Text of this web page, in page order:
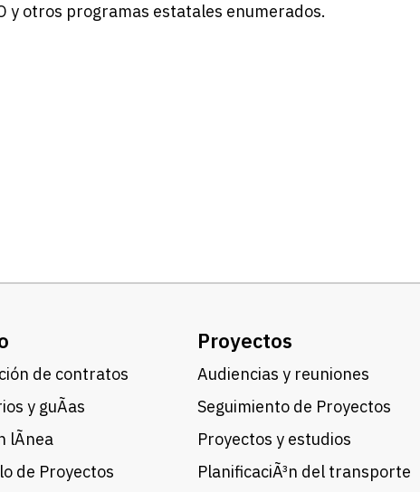
y otros programas estatales enumerados.
de contratos
y guÃ­as
lÃ­nea
de Proyectos
Proyectos
Audiencias y reuniones
Seguimiento de Proyectos
Proyectos y estudios
PlanificaciÃ³n del transporte